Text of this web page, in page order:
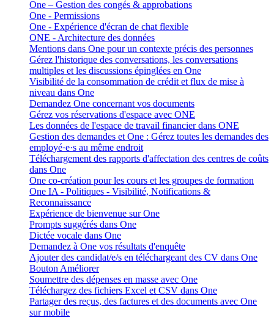
One – Gestion des congés & approbations
One - Permissions
One - Expérience d'écran de chat flexible
ONE - Architecture des données
Mentions dans One pour un contexte précis des personnes
Gérez l'historique des conversations, les conversations
multiples et les discussions épinglées en One
Visibilité de la consommation de crédit et flux de mise à
niveau dans One
Demandez One concernant vos documents
Gérez vos réservations d'espace avec ONE
Les données de l'espace de travail financier dans ONE
Gestion des demandes et One : Gérez toutes les demandes des
employé·e·s au même endroit
Téléchargement des rapports d'affectation des centres de coûts
dans One
One co-création pour les cours et les groupes de formation
One IA - Politiques - Visibilité, Notifications &
Reconnaissance
Expérience de bienvenue sur One
Prompts suggérés dans One
Dictée vocale dans One
Demandez à One vos résultats d'enquête
Ajouter des candidat/e/s en téléchargeant des CV dans One
Bouton Améliorer
Soumettre des dépenses en masse avec One
Téléchargez des fichiers Excel et CSV dans One
Partager des reçus, des factures et des documents avec One
sur mobile